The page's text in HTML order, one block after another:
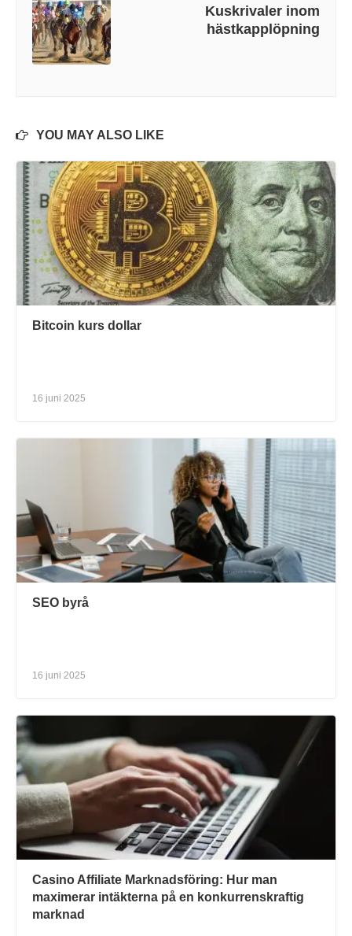
Kuskrivaler inom
hästkapplöpning
YOU MAY ALSO LIKE
Bitcoin kurs dollar
16 juni 2025
SEO byrå
16 juni 2025
Casino Affiliate Marknadsföring: Hur man
maximerar intäkterna på en konkurrenskraftig
marknad